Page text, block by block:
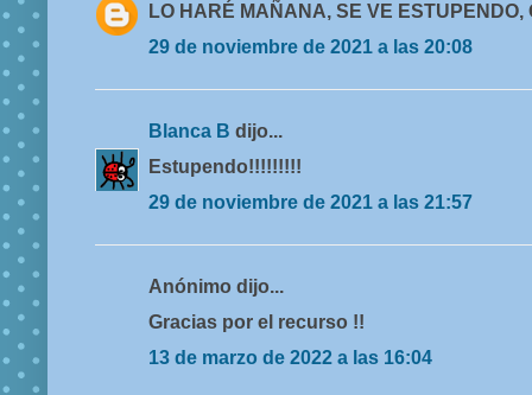
LO HARÉ MAÑANA, SE VE ESTUPENDO,
29 de noviembre de 2021 a las 20:08
Blanca B dijo...
Estupendo!!!!!!!!!
29 de noviembre de 2021 a las 21:57
Anónimo dijo...
Gracias por el recurso !!
13 de marzo de 2022 a las 16:04